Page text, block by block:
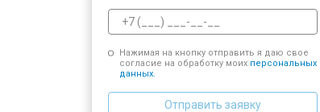
Нажимая на кнопку отправить я даю свое
согласие на обработку моих персональных
данных.
Отправить заявку